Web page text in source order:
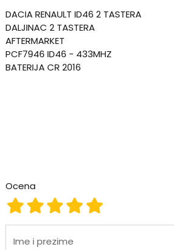
DACIA RENAULT ID46 2 TASTERA
DALJINAC 2 TASTERA
AFTERMARKET
PCF7946 ID46 - 433MHZ
BATERIJA CR 2016
Ocena
Ocena 5
Ocena 4
Ocena 3
Ocena 2
Ocena 1
Ime i prezime